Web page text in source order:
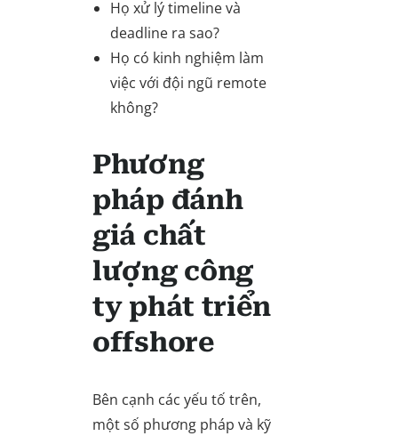
Họ xử lý timeline và
deadline ra sao?
Họ có kinh nghiệm làm
việc với đội ngũ remote
không?
Phương
pháp đánh
giá chất
lượng công
ty phát triển
offshore
Bên cạnh các yếu tố trên,
một số phương pháp và kỹ